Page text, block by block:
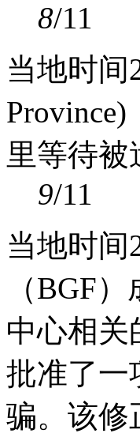
8/11
当地时间
里等待被
9/11
当地时间
（BGF
中心相关
批准了一
骗。该修